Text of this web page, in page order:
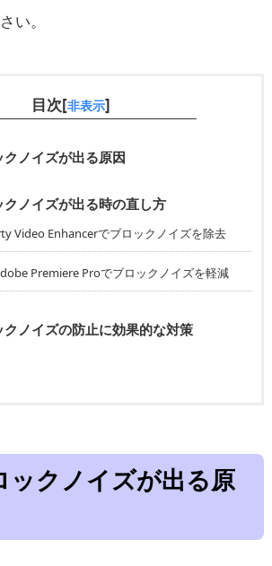
い。
目次[非表示]
ノイズが出る原因
ノイズが出る時の直し方
Video Enhancerでブロックノイズを除去
Premiere Proでブロックノイズを軽減
ノイズの防止に効果的な対策
ックノイズが出る原